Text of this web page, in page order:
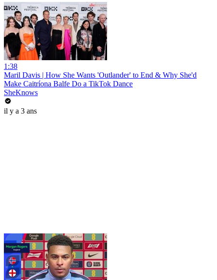
1:38
Maril Davis | How She Wants 'Outlander' to End & Why She'd
Make Caitríona Balfe Do a TikTok Dance
SheKnows
il y a 3 ans